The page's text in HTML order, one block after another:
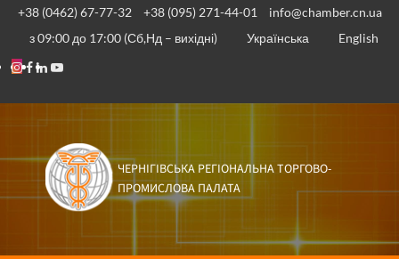
Перейти
вмісту
+38 (0462) 67-77-32 +38 (095) 271-44-01
info@chamber.cn.ua
з 09:00 до 17:00 (Сб,Нд – вихідні)
Українська
English
Instagram
Facebook
Linkedin
Youtube
ЧЕРНІГІВСЬКА РЕГІОНАЛЬНА ТОРГОВО-
ПРОМИСЛОВА ПАЛАТА